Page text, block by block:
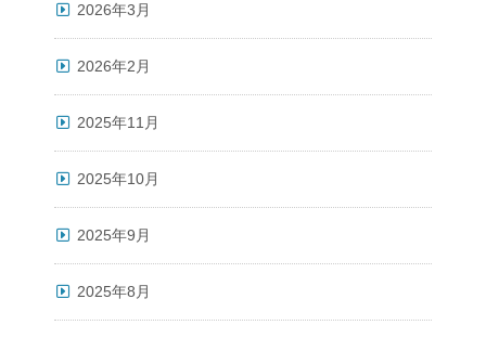
2026年3月
2026年2月
2025年11月
2025年10月
2025年9月
2025年8月